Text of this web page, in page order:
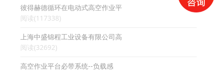
彼得赫德循环在电动式高空作业平
阅读(117338)
上海中盛锦程工业设备有限公司高
阅读(32692)
高空作业平台必带系统--负载感